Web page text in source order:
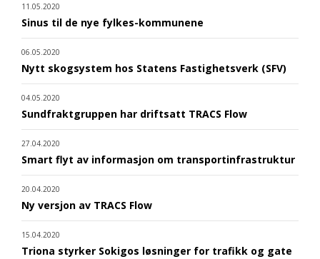
11.05.2020
Sinus til de nye fylkes-kommunene
06.05.2020
Nytt skogsystem hos Statens Fastighetsverk (SFV)
04.05.2020
Sundfraktgruppen har driftsatt TRACS Flow
27.04.2020
Smart flyt av informasjon om transportinfrastruktur
20.04.2020
Ny versjon av TRACS Flow
15.04.2020
Triona styrker Sokigos løsninger for trafikk og gate